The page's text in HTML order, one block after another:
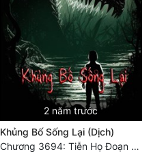
2 năm trước
Khủng Bố Sống Lại (Dịch)
Chương 3694: Tiễn Họ Đoạn Đường Cuối - Hoàn